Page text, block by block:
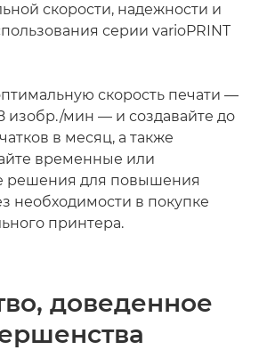
скорости, надежности и
серии varioPRINT
скорость печати —
изобр./мин — и создавайте до
в месяц, а также
временные или
решения для повышения
необходимости в покупке
принтера.
доведенное